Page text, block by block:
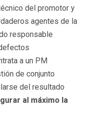
del promotor y
agentes de la
responsable
a un PM
de conjunto
del resultado
al máximo la